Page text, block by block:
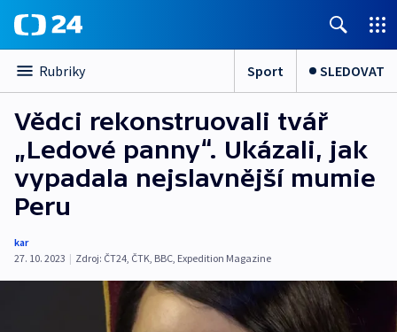
Rubriky Sport SLEDOVAT
Vědci rekonstruovali tvář
„Ledové panny“. Ukázali, jak
vypadala nejslavnější mumie
Peru
kar
27. 10. 2023 | Zdroj: ČT24, ČTK, BBC, Expedition Magazine